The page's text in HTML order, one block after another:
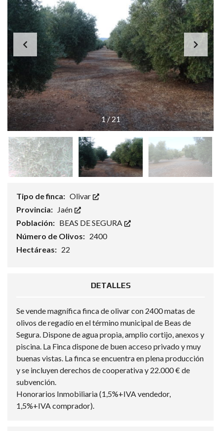
1/21
Tipo de finca: Olivar
Provincia: Jaén
Población: BEAS DE SEGURA
Número de Olivos: 2400
Hectáreas: 22
DETALLES
Se vende magnífica finca de olivar con 2400 matas de
olivos de regadío en el término municipal de Beas de
Segura. Dispone de agua propia, amplio cortijo, anexos y
piscina. La Finca dispone de buen acceso privado y muy
buenas vistas. La finca se encuentra en plena producción
y se incluyen derechos de cooperativa y 22.000 € de
subvención.
Honorarios Inmobiliaria (1,5%+IVA vendedor,
1,5%+IVA comprador).